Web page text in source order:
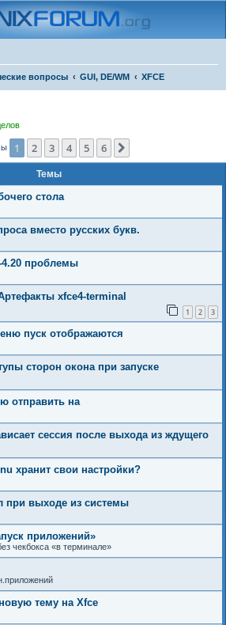
вопросы GUI, DE/WM XFCE
1 2 3 4 5 6
Темы
стола
вместо русских букв.
проблемы
xfce4-terminal
1 2 3
пуск отображаются
сторон окона при запуске
отправить на
сессия после выхода из ждущего
хранит свои настройки?
при выходе из системы
приложений»
чекбокса «в терминале»
тему на Xfce